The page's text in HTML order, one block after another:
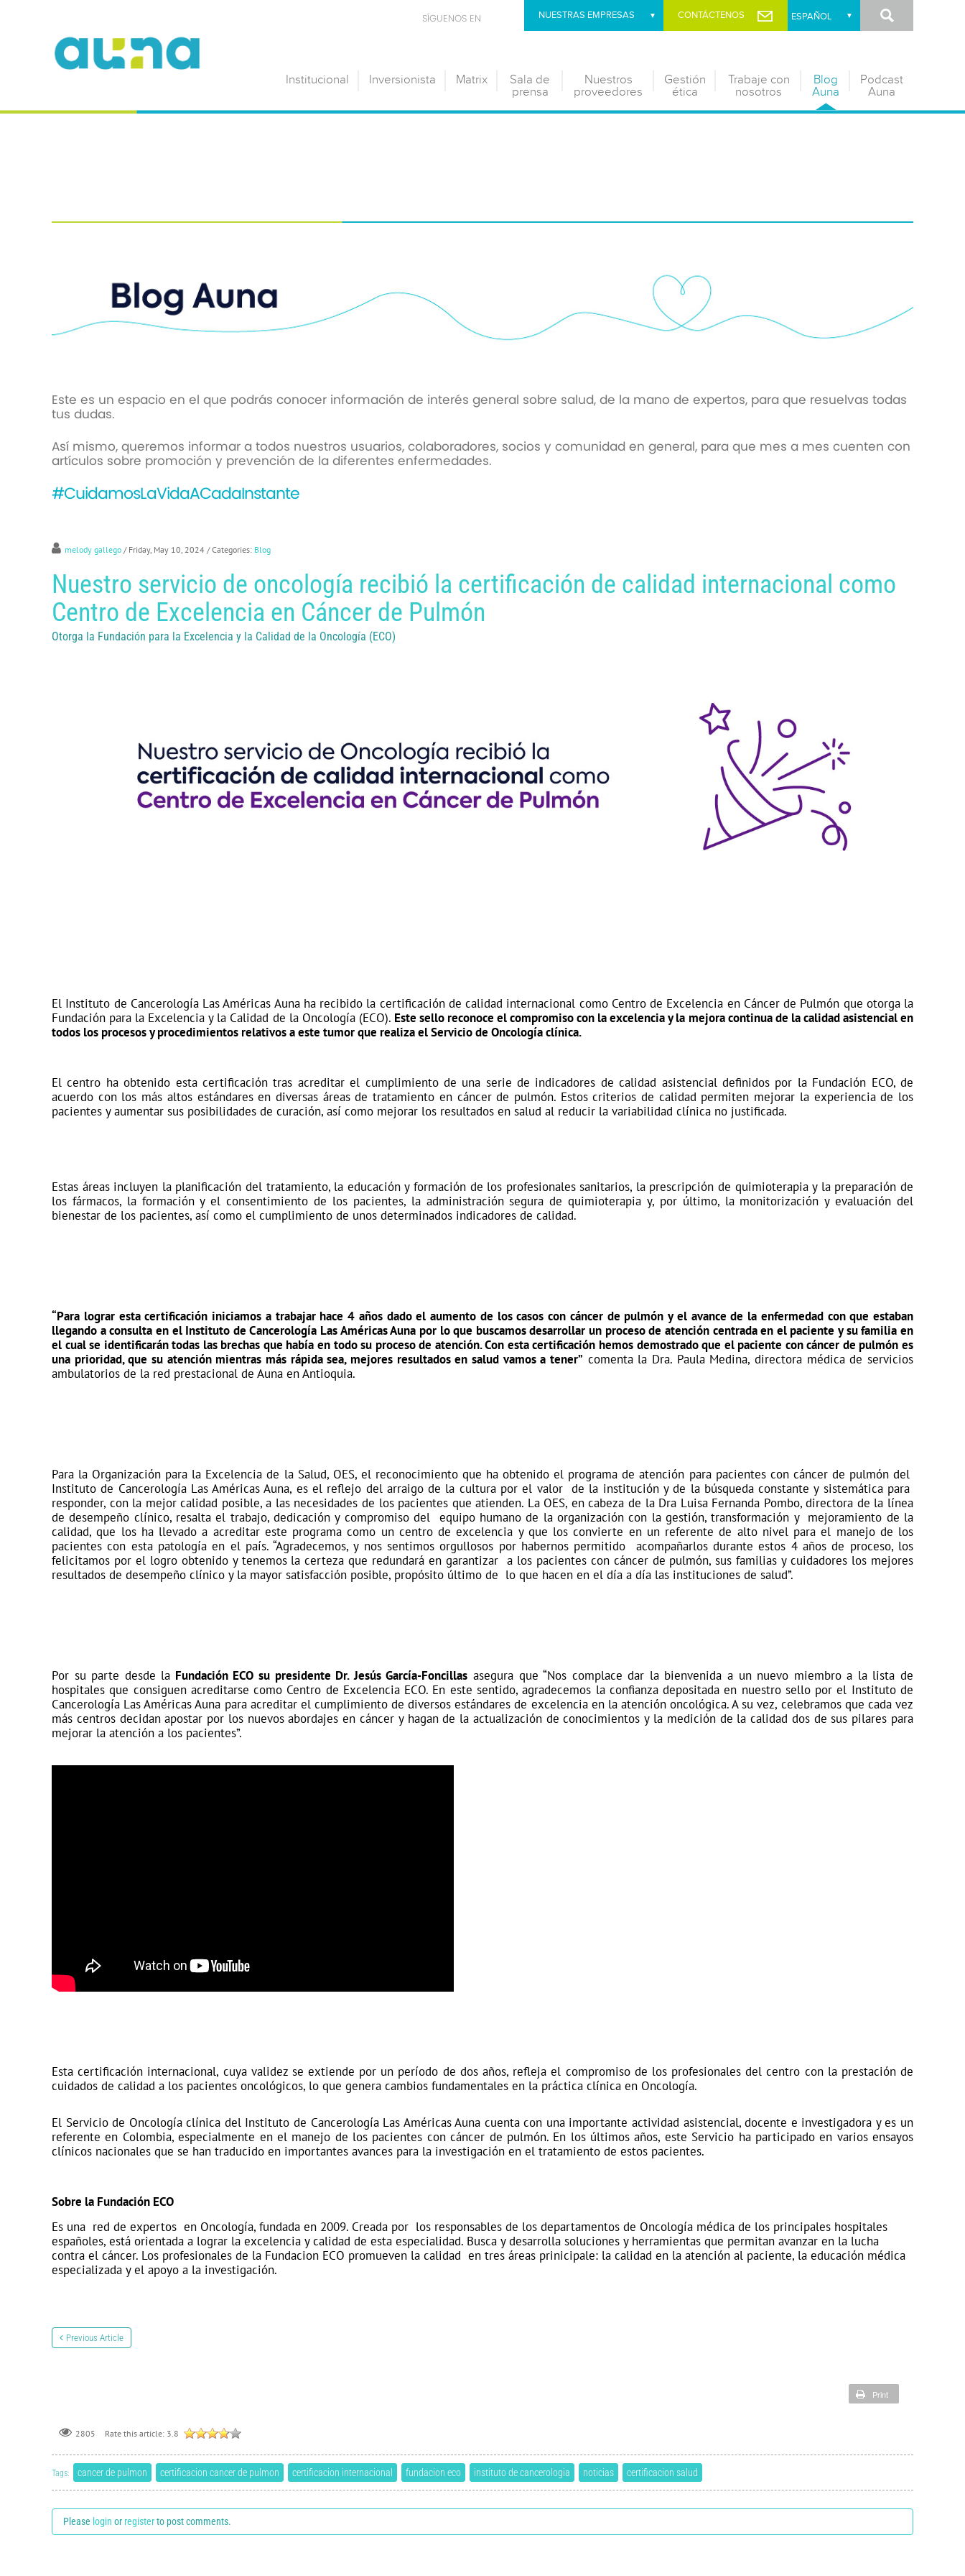
SÍGUENOS EN CONTÁCTENOS
NUESTRAS EMPRESAS Buscar
Institucional Inversionista Matrix
Sala de
prensa
Nuestros
proveedores
Gestión
ética
Trabaje con
nosotros
Blog
Auna
Podcast
Auna
Este es un espacio en el que podrás conocer información de interés general sobre salud, de la mano de expertos, para que resuelvas todas
tus dudas.
Así mismo, queremos informar a todos nuestros usuarios, colaboradores, socios y comunidad en general, para que mes a mes cuenten con
artículos sobre promoción y prevención de la diferentes enfermedades.
#CuidamosLaVidaACadaInstante
melody gallego / Friday, May 10, 2024 / Categories: Blog
Nuestro servicio de oncología recibió la certificación de calidad internacional como
Centro de Excelencia en Cáncer de Pulmón
Otorga la Fundación para la Excelencia y la Calidad de la Oncología (ECO)
El Instituto de Cancerología Las Américas Auna ha recibido la certificación de calidad internacional como Centro de Excelencia en Cáncer de Pulmón que otorga la
Fundación para la Excelencia y la Calidad de la Oncología (ECO). Este sello reconoce el compromiso con la excelencia y la mejora continua de la calidad asistencial en
todos los procesos y procedimientos relativos a este tumor que realiza el Servicio de Oncología clínica.
El centro ha obtenido esta certificación tras acreditar el cumplimiento de una serie de indicadores de calidad asistencial definidos por la Fundación ECO, de
acuerdo con los más altos estándares en diversas áreas de tratamiento en cáncer de pulmón. Estos criterios de calidad permiten mejorar la experiencia de los
pacientes y aumentar sus posibilidades de curación, así como mejorar los resultados en salud al reducir la variabilidad clínica no justificada.
Estas áreas incluyen la planificación del tratamiento, la educación y formación de los profesionales sanitarios, la prescripción de quimioterapia y la preparación de
los fármacos, la formación y el consentimiento de los pacientes, la administración segura de quimioterapia y, por último, la monitorización y evaluación del
bienestar de los pacientes, así como el cumplimiento de unos determinados indicadores de calidad.
“Para lograr esta certificación iniciamos a trabajar hace 4 años dado el aumento de los casos con cáncer de pulmón y el avance de la enfermedad con que estaban
llegando a consulta en el Instituto de Cancerología Las Américas Auna por lo que buscamos desarrollar un proceso de atención centrada en el paciente y su familia en
el cual se identificarán todas las brechas que había en todo su proceso de atención. Con esta certificación hemos demostrado que el paciente con cáncer de pulmón es
una prioridad, que su atención mientras más rápida sea, mejores resultados en salud vamos a tener” comenta la Dra. Paula Medina, directora médica de servicios
ambulatorios de la red prestacional de Auna en Antioquia.
Para la Organización para la Excelencia de la Salud, OES, el reconocimiento que ha obtenido el programa de atención para pacientes con cáncer de pulmón del
Instituto de Cancerología Las Américas Auna, es el reflejo del arraigo de la cultura por el valor de la institución y de la búsqueda constante y sistemática para
responder, con la mejor calidad posible, a las necesidades de los pacientes que atienden. La OES, en cabeza de la Dra Luisa Fernanda Pombo, directora de la línea
de desempeño clínico, resalta el trabajo, dedicación y compromiso del equipo humano de la organización con la gestión, transformación y mejoramiento de la
calidad, que los ha llevado a acreditar este programa como un centro de excelencia y que los convierte en un referente de alto nivel para el manejo de los
pacientes con esta patología en el país. “Agradecemos, y nos sentimos orgullosos por habernos permitido acompañarlos durante estos 4 años de proceso, los
felicitamos por el logro obtenido y tenemos la certeza que redundará en garantizar a los pacientes con cáncer de pulmón, sus familias y cuidadores los mejores
resultados de desempeño clínico y la mayor satisfacción posible, propósito último de lo que hacen en el día a día las instituciones de salud”.
Por su parte desde la Fundación ECO su presidente Dr. Jesús García-Foncillas asegura que “Nos complace dar la bienvenida a un nuevo miembro a la lista de
hospitales que consiguen acreditarse como Centro de Excelencia ECO. En este sentido, agradecemos la confianza depositada en nuestro sello por el Instituto de
Cancerología Las Américas Auna para acreditar el cumplimiento de diversos estándares de excelencia en la atención oncológica. A su vez, celebramos que cada vez
más centros decidan apostar por los nuevos abordajes en cáncer y hagan de la actualización de conocimientos y la medición de la calidad dos de sus pilares para
mejorar la atención a los pacientes”.
Esta certificación internacional, cuya validez se extiende por un período de dos años, refleja el compromiso de los profesionales del centro con la prestación de
cuidados de calidad a los pacientes oncológicos, lo que genera cambios fundamentales en la práctica clínica en Oncología.
El Servicio de Oncología clínica del Instituto de Cancerología Las Américas Auna cuenta con una importante actividad asistencial, docente e investigadora y es un
referente en Colombia, especialmente en el manejo de los pacientes con cáncer de pulmón. En los últimos años, este Servicio ha participado en varios ensayos
clínicos nacionales que se han traducido en importantes avances para la investigación en el tratamiento de estos pacientes.
Sobre la Fundación ECO
Es una red de expertos en Oncología, fundada en 2009. Creada por los responsables de los departamentos de Oncología médica de los principales hospitales
españoles, está orientada a lograr la excelencia y calidad de esta especialidad. Busca y desarrolla soluciones y herramientas que permitan avanzar en la lucha
contra el cáncer. Los profesionales de la Fundacion ECO promueven la calidad en tres áreas prinicipale: la calidad en la atención al paciente, la educación médica
especializada y el apoyo a la investigación.
Previous Article
Print
2805 Rate this article: 3.8
Tags: cancer de pulmon certificacion cancer de pulmon certificacion internacional fundacion eco instituto de cancerologia noticias certificacion salud
Please login or registerto post comments.